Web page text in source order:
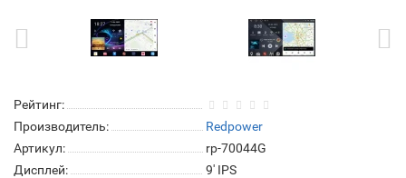
Рейтинг:
Производитель:
Redpower
Артикул:
rp-70044G
Дисплей:
9' IPS